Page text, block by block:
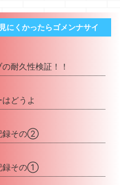
にくかったらゴメンナサイ
耐久性検証！！
どうよ
録その②
録その①